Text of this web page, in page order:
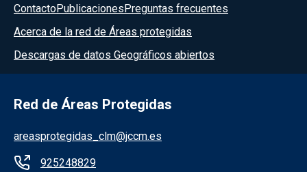
ContactoPublicacionesPreguntas frecuentes
Acerca de la red de Áreas protegidas
Descargas de datos Geográficos abiertos
Red de Áreas Protegidas
areasprotegidas_clm@jccm.es
925248829